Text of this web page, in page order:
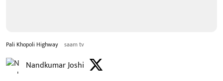
Pali Khopoli Highway saam tv
Nandkumar Joshi